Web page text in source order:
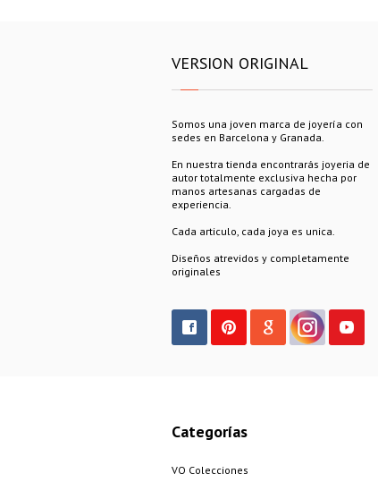
VERSION ORIGINAL
Somos una joven marca de joyería con
sedes en Barcelona y Granada.
En nuestra tienda encontrarás joyeria de
autor totalmente exclusiva hecha por
manos artesanas cargadas de
experiencia.
Cada articulo, cada joya es unica.
Diseños atrevidos y completamente
originales
Categorías
VO Colecciones